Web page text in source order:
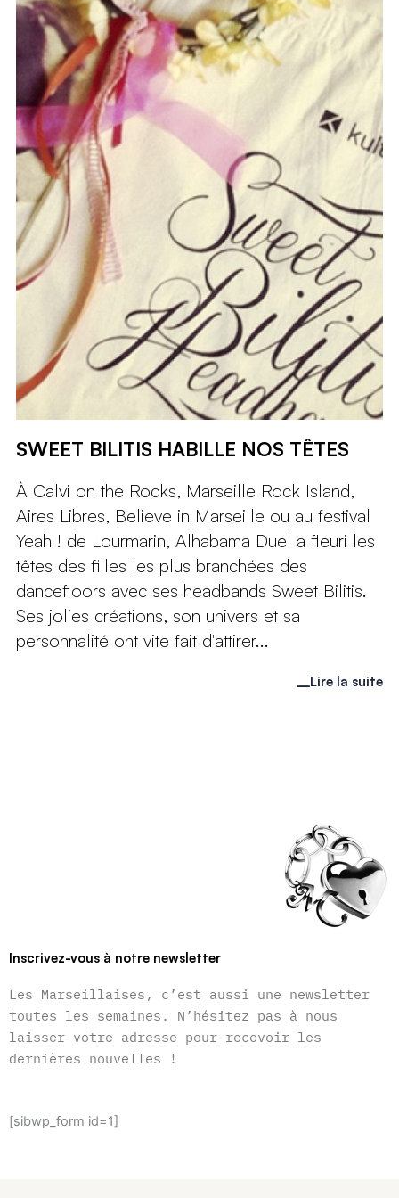
SWEET BILITIS HABILLE NOS TÊTES
À Calvi on the Rocks, Marseille Rock Island,
Aires Libres, Believe in Marseille ou au festival
Yeah ! de Lourmarin, Alhabama Duel a fleuri les
têtes des filles les plus branchées des
dancefloors avec ses headbands Sweet Bilitis.
Ses jolies créations, son univers et sa
personnalité ont vite fait d'attirer...
Lire la suite
Inscrivez-vous à notre newsletter
Les Marseillaises, c’est aussi une newsletter
toutes les semaines. N’hésitez pas à nous
laisser votre adresse pour recevoir les
dernières nouvelles !
[sibwp_form id=1]